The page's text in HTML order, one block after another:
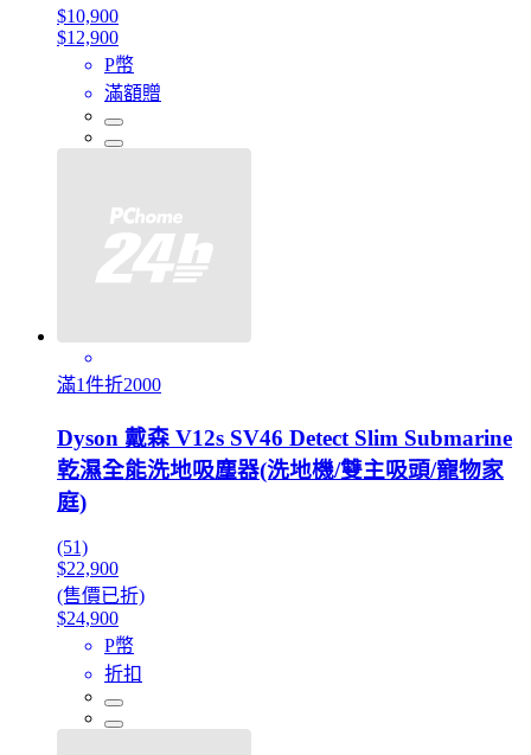
$10,900
$12,900
P幣
滿額贈
滿1件折2000
Dyson 戴森 V12s SV46 Detect Slim Submarine
乾濕全能洗地吸塵器(洗地機/雙主吸頭/寵物家
庭)
(51)
$22,900
(售價已折)
$24,900
P幣
折扣